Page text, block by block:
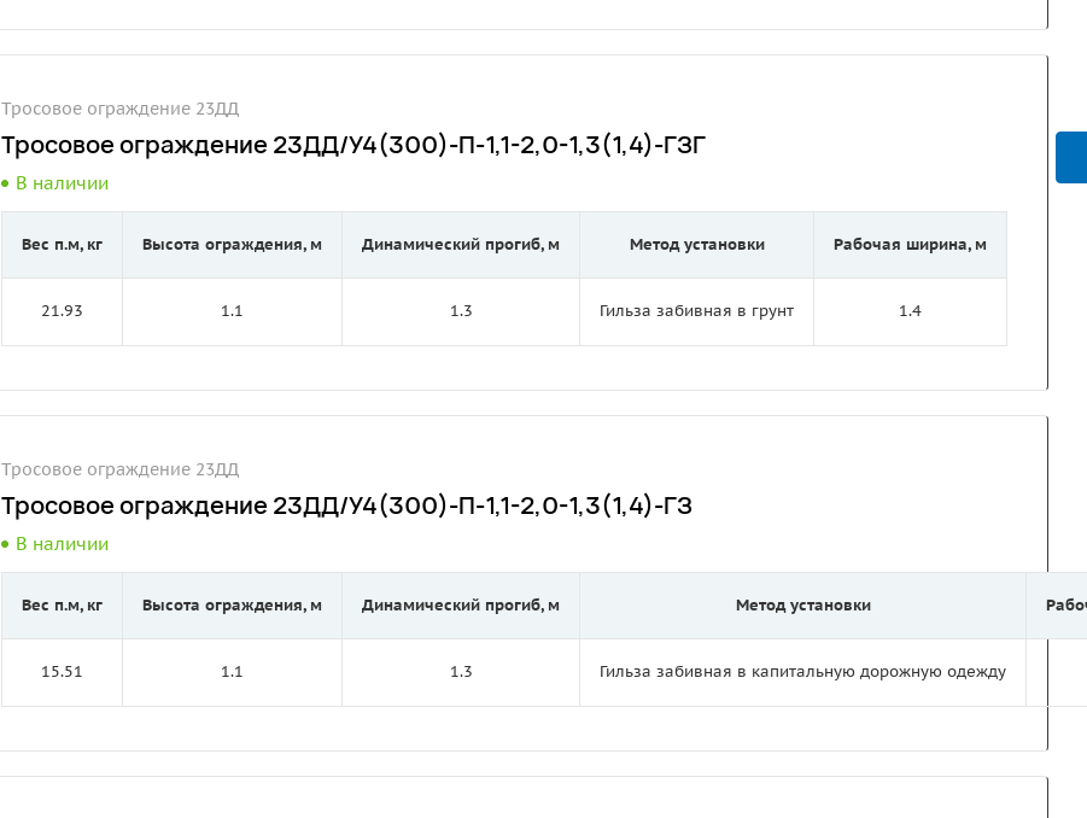
Тросовое ограждение 23ДД
Тросовое ограждение 23ДД/У4(300)-П-1,1-2,0-1,3(1,4)-ГЗГ
В наличии
Вес п.м, кг
21.93
Высота ограждения, м
1.1
Динамический прогиб, м
1.3
Метод установки
Гильза забивная в грунт
Рабочая ширина, м
1.4
Тросовое ограждение 23ДД
Тросовое ограждение 23ДД/У4(300)-П-1,1-2,0-1,3(1,4)-ГЗ
В наличии
Вес п.м, кг
15.51
Высота ограждения, м
1.1
Динамический прогиб, м
1.3
Метод установки
Гильза забивная в капитальную дорожную одежду